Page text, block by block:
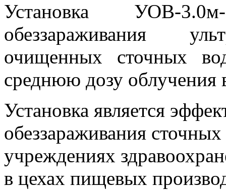
Установка УОВ-
обеззараживания
очищенных сточных
среднюю дозу
Установка является
обеззараживания
учреждениях
в цехах пищевых